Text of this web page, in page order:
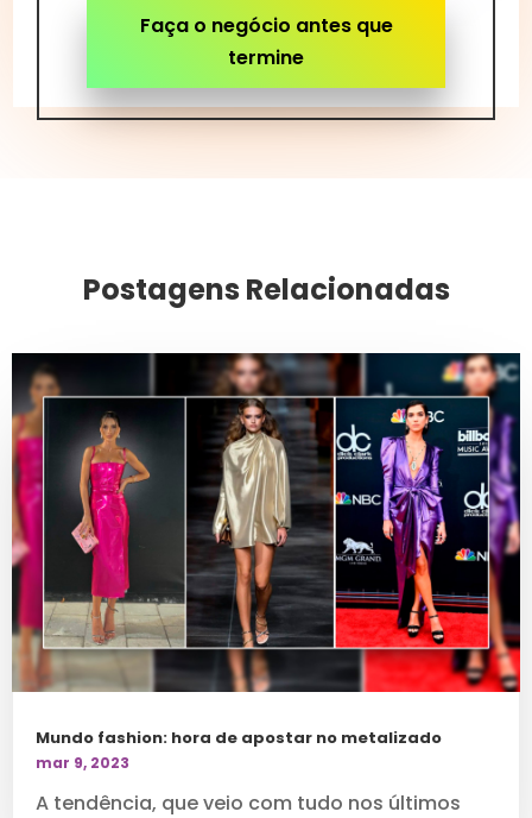
Faça o negócio antes que
termine
Postagens Relacionadas
Mundo fashion: hora de apostar no metalizado
mar 9, 2023
A tendência, que veio com tudo nos últimos